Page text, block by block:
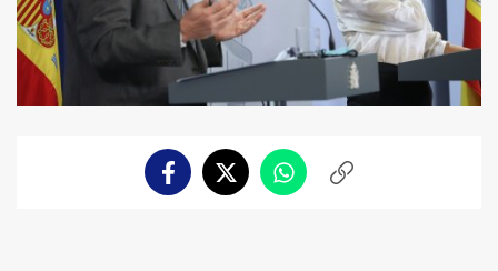
FacebookTwitterWhatsappCopiar